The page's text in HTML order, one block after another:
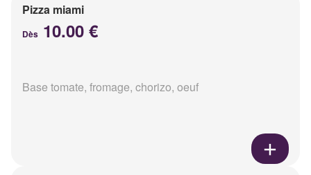
Pizza miami
Dès 10.00 €
Base tomate, fromage, chorizo, oeuf